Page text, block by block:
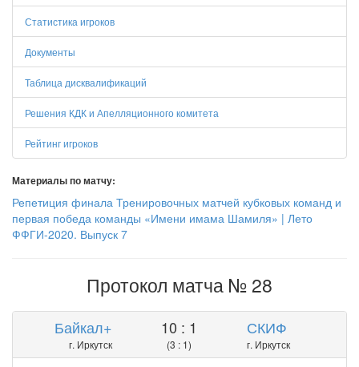
Статистика игроков
Документы
Таблица дисквалификаций
Решения КДК и Апелляционного комитета
Рейтинг игроков
Материалы по матчу:
Репетиция финала Тренировочных матчей кубковых команд и
первая победа команды «Имени имама Шамиля» | Лето
ФФГИ-2020. Выпуск 7
Протокол матча № 28
Байкал+
г. Иркутск
10 : 1
(3 : 1)
СКИФ
г. Иркутск